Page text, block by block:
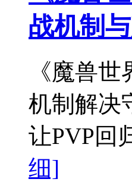
战机制
《魔兽
机制解决
让PVP回
细]